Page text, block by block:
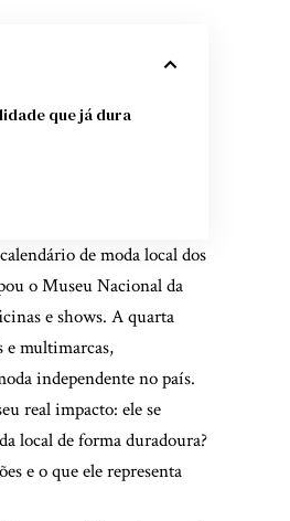
que já dura
de moda local dos
o Museu Nacional da
e shows. A quarta
e multimarcas,
independente no país.
real impacto: ele se
local de forma duradoura?
e o que ele representa